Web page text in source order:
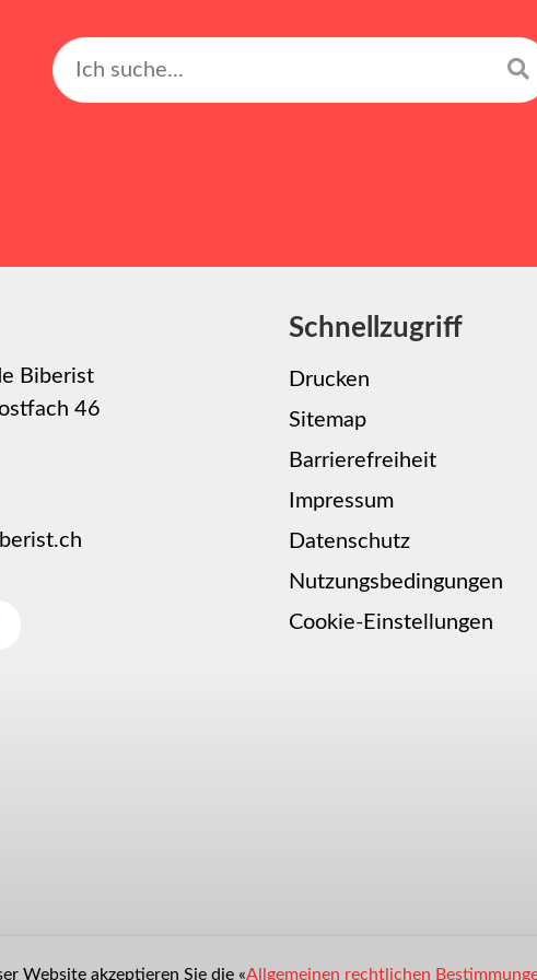
Biberist
46
Schnellzugriff
Drucken
Sitemap
Barrierefreiheit
Impressum
Datenschutz
Nutzungsbedingungen
Cookie-Einstellungen
Website akzeptieren Sie die «Allgemeinen rechtlichen